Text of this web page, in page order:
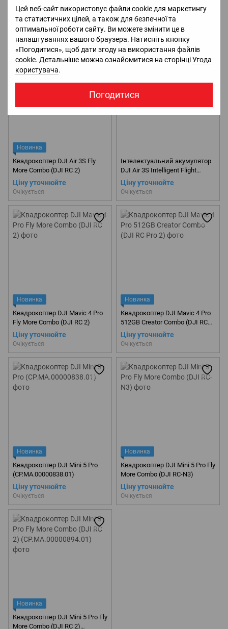
Цей веб-сайт використовує файли cookie для маркетингу
та статистичних цілей, а також для безпечної та
оптимальної роботи сайту. Ви можете змінити це в
налаштуваннях вашого браузера. Натисніть кнопку
«Погодитися», щоб дати згоду на використання файлів
cookie. Детальніше можна ознайомитися на сторінціУгода
користувача.
Погодитися
Квадрокоптер DJI Air 3S (DJI
RC-N3)
Ціну уточнюйте
Очікується
Квадрокоптер DJI Air 3S Fly
More Combo (DJI RC-N3)
Ціну уточнюйте
Очікується
Новинка
Квадрокоптер DJI Air 3S Fly
More Combo (DJI RC 2)
Ціну уточнюйте
Очікується
Інтелектуальний акумулятор
DJI Air 3S Intelligent Flight
Battery
Ціну уточнюйте
Очікується
Новинка
Квадрокоптер DJI Mavic 4 Pro
Fly More Combo (DJI RC 2)
Ціну уточнюйте
Очікується
Новинка
Квадрокоптер DJI Mavic 4 Pro
512GB Creator Combo (DJI RC
Pro 2)
Ціну уточнюйте
Очікується
Новинка
Квадрокоптер DJI Mini 5 Pro
(CP.MA.00000838.01)
Ціну уточнюйте
Очікується
Новинка
Квадрокоптер DJI Mini 5 Pro Fly
More Combo (DJI RC-N3)
Ціну уточнюйте
Очікується
Новинка
Квадрокоптер DJI Mini 5 Pro Fly
More Combo (DJI RC 2)